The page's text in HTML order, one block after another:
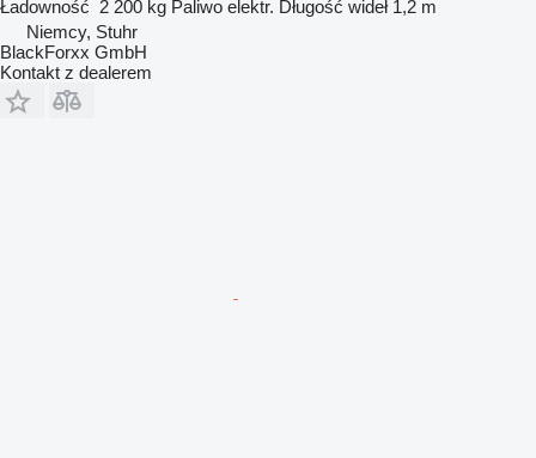
Ładowność 2 200 kg Paliwo elektr. Długość wideł 1,2 m
Niemcy, Stuhr
BlackForxx GmbH
Kontakt z dealerem